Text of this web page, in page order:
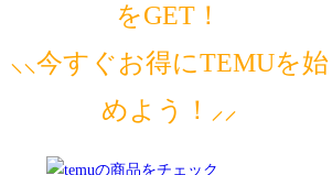
をGET！
⸜⸜今すぐお得にTEMUを始
めよう！⸝⸝